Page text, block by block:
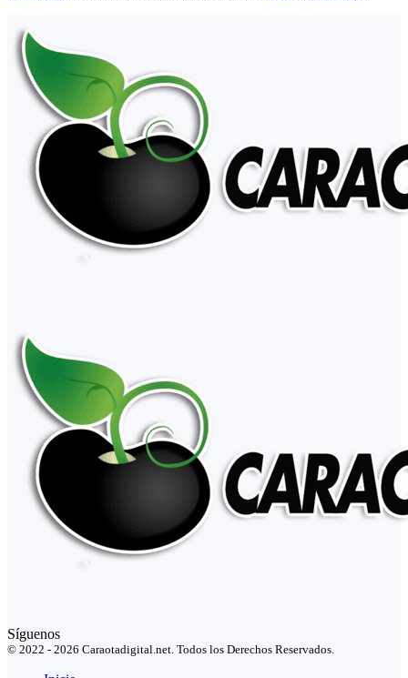
Síguenos
© 2022 - 2026 Caraotadigital.net. Todos los Derechos Reservados.